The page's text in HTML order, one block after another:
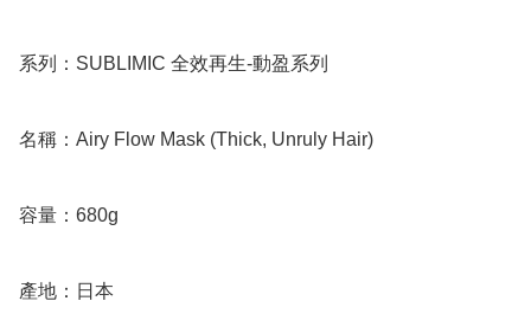
系列：SUBLIMIC 全效再生-動盈系列
名稱：Airy Flow Mask (Thick, Unruly Hair)
容量：680g
產地：日本